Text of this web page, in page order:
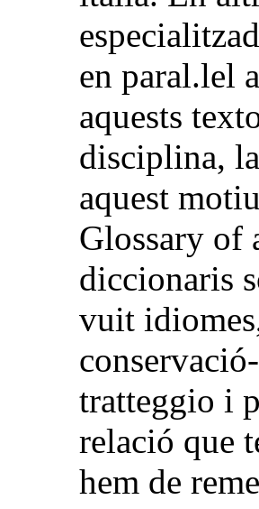
en paral.lel
aquests
disciplina,
aquest
Glossary of
diccionaris
vuit
tratteggio i
relació que
hem de